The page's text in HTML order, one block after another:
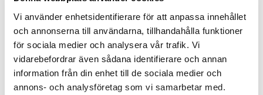
Vi använder enhetsidentifierare för att anpassa innehållet
och annonserna till användarna, tillhandahålla funktioner
för sociala medier och analysera vår trafik. Vi
vidarebefordrar även sådana identifierare och annan
information från din enhet till de sociala medier och
annons- och analysföretag som vi samarbetar med.
Du kan läsa mer om riksdagsseminariumet där
rapporten släpptes här:Sveriges Elevkårer deltog i
riksdagsseminarium om Elevkårseffekten.